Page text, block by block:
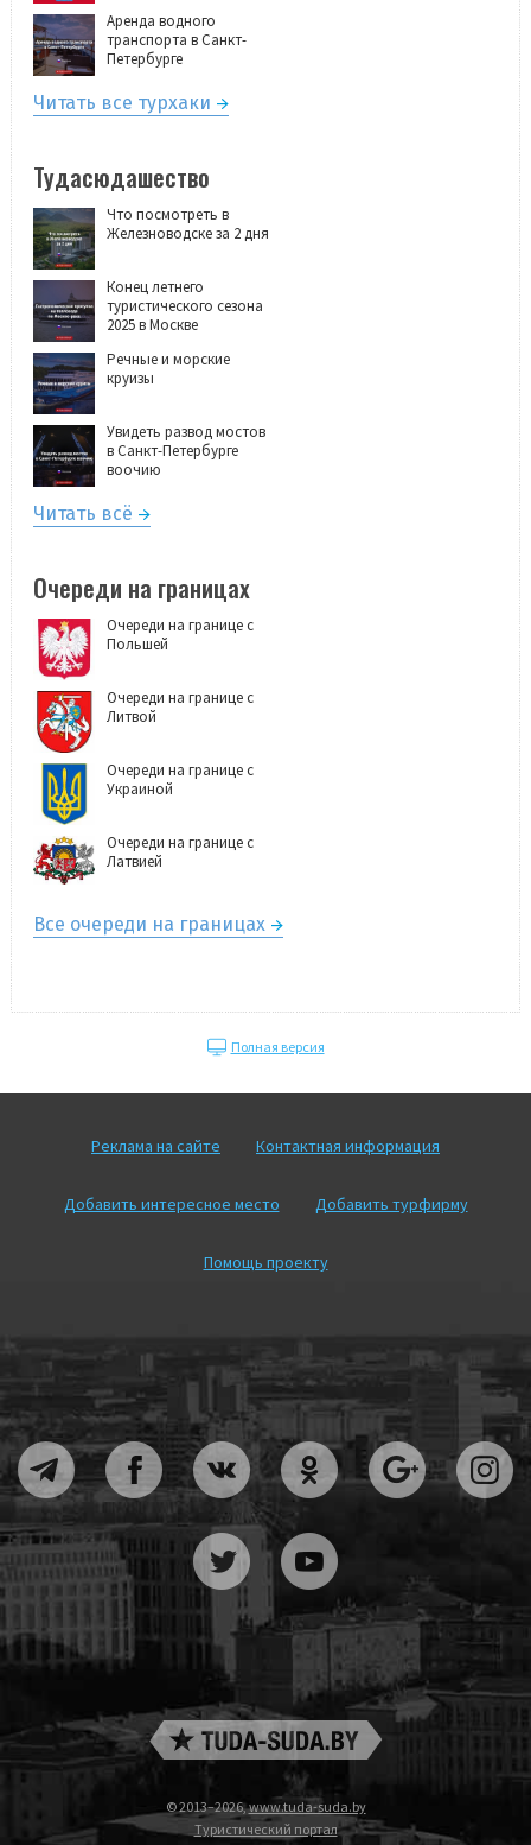
Аренда водного
транспорта в Санкт-
Петербурге
Читать все турхаки
Тудасюдашество
Что посмотреть в
Железноводске за 2 дня
Конец летнего
туристического сезона
2025 в Москве
Речные и морские
круизы
Увидеть развод мостов
в Санкт-Петербурге
воочию
Читать всё
Очереди на границах
Очереди на границе с
Польшей
Очереди на границе с
Литвой
Очереди на границе с
Украиной
Очереди на границе с
Латвией
Все очереди на границах
Полная версия
Реклама на сайте Контактная информация
Добавить интересное место Добавить турфирму
Помощь проекту
© 2013–2026,www.tuda-suda.by
Туристический портал